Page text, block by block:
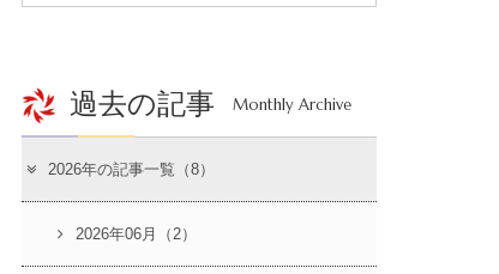
過去の記事 Monthly Archive
2026年の記事一覧（8）
2026年06月（2）